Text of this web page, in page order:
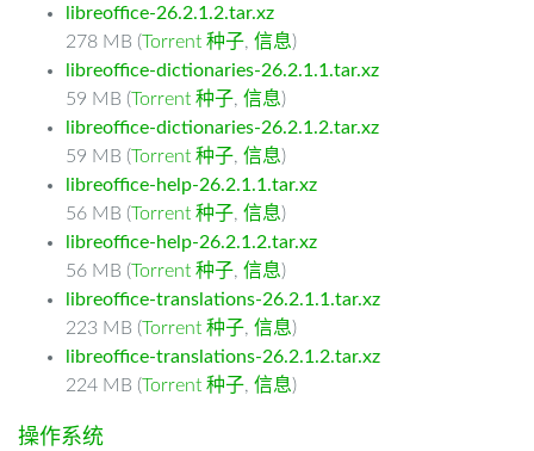
libreoffice-26.2.1.2.tar.xz
278 MB (Torrent 种子, 信息)
libreoffice-dictionaries-26.2.1.1.tar.xz
59 MB (Torrent 种子, 信息)
libreoffice-dictionaries-26.2.1.2.tar.xz
59 MB (Torrent 种子, 信息)
libreoffice-help-26.2.1.1.tar.xz
56 MB (Torrent 种子, 信息)
libreoffice-help-26.2.1.2.tar.xz
56 MB (Torrent 种子, 信息)
libreoffice-translations-26.2.1.1.tar.xz
223 MB (Torrent 种子, 信息)
libreoffice-translations-26.2.1.2.tar.xz
224 MB (Torrent 种子, 信息)
操作系统